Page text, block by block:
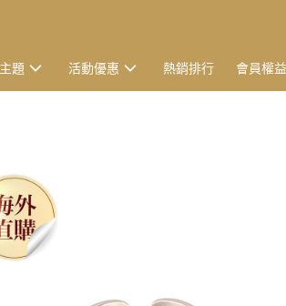
題 活動優惠 熱銷排行 會員權益